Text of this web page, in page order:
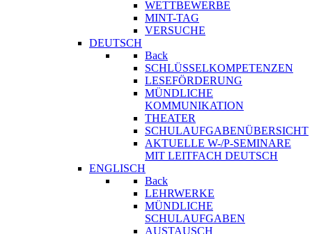
WETTBEWERBE
MINT-TAG
VERSUCHE
DEUTSCH
Back
SCHLÜSSELKOMPETENZEN
LESEFÖRDERUNG
MÜNDLICHE
KOMMUNIKATION
THEATER
SCHULAUFGABENÜBERSICHT
AKTUELLE W-/P-SEMINARE
MIT LEITFACH DEUTSCH
ENGLISCH
Back
LEHRWERKE
MÜNDLICHE
SCHULAUFGABEN
AUSTAUSCH